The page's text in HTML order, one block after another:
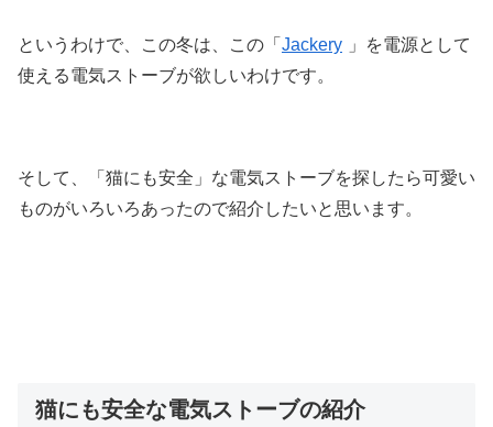
というわけで、この冬は、この「 Jackery
」を電源として
使える電気ストーブが欲しいわけです。
そして、「猫にも安全」な電気ストーブを探したら可愛い
ものがいろいろあったので紹介したいと思います。
猫にも安全な電気ストーブの紹介